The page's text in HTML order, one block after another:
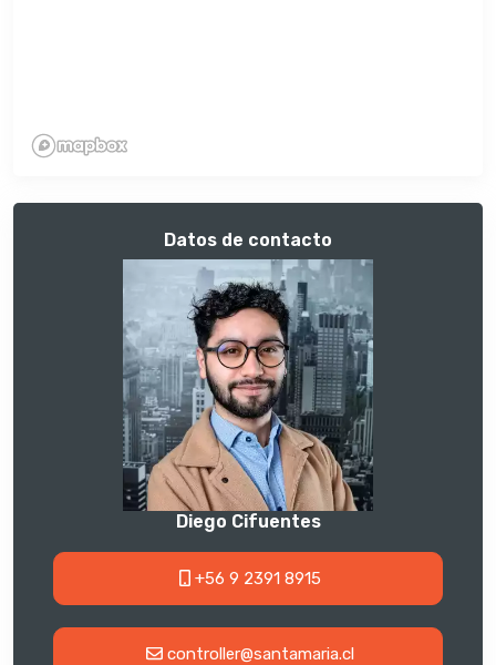
Datos de contacto
Diego Cifuentes
+56 9 2391 8915
controller@santamaria.cl